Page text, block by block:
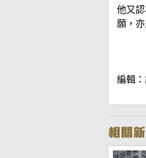
他又
願，
編輯